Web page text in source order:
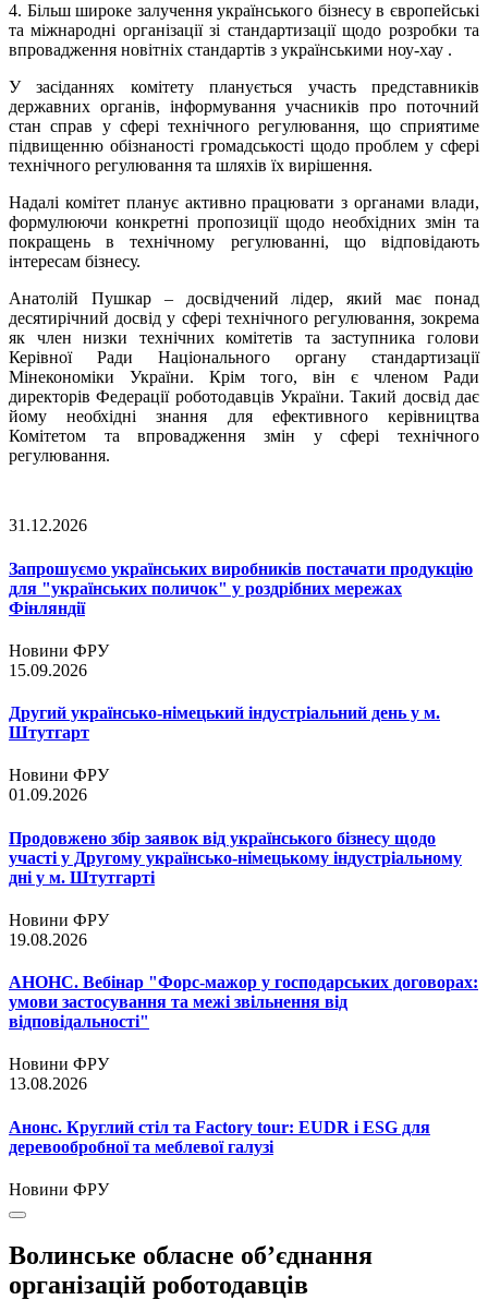
4. Більш широке залучення українського бізнесу в європейські
та міжнародні організації зі стандартизації щодо розробки та
впровадження новітніх стандартів з українськими ноу-хау .
У засіданнях комітету планується участь представників
державних органів, інформування учасників про поточний
стан справ у сфері технічного регулювання, що сприятиме
підвищенню обізнаності громадськості щодо проблем у сфері
технічного регулювання та шляхів їх вирішення.
Надалі комітет планує активно працювати з органами влади,
формулюючи конкретні пропозиції щодо необхідних змін та
покращень в технічному регулюванні, що відповідають
інтересам бізнесу.
Анатолій Пушкар – досвідчений лідер, який має понад
десятирічний досвід у сфері технічного регулювання, зокрема
як член низки технічних комітетів та заступника голови
Керівної Ради Національного органу стандартизації
Мінекономіки України. Крім того, він є членом Ради
директорів Федерації роботодавців України. Такий досвід дає
йому необхідні знання для ефективного керівництва
Комітетом та впровадження змін у сфері технічного
регулювання.
31.12.2026
Запрошуємо українських виробників постачати продукцію
для "українських поличок" у роздрібних мережах
Фінляндії
Новини ФРУ
15.09.2026
Другий українсько-німецький індустріальний день у м.
Штутгарт
Новини ФРУ
01.09.2026
Продовжено збір заявок від українського бізнесу щодо
участі у Другому українсько-німецькому індустріальному
дні у м. Штутгарті
Новини ФРУ
19.08.2026
АНОНС. Вебінар "Форс-мажор у господарських договорах:
умови застосування та межі звільнення від
відповідальності"
Новини ФРУ
13.08.2026
Анонс. Круглий стіл та Factory tour: EUDR і ESG для
деревообробної та меблевої галузі
Новини ФРУ
Волинське обласне об’єднання
організацій роботодавців